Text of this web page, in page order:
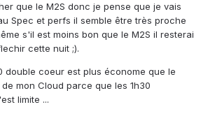
que le M2S donc je pense que je vais
Spec et perfs il semble être très proche
s'il est moins bon que le M2S il resterai
cette nuit ;).
double coeur est plus économe que le
mon Cloud parce que les 1h30
limite ...